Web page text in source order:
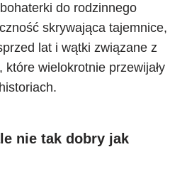
do rodzinnego
skrywająca tajemnice,
lat i wątki związane z
które wielokrotnie przewijały
nie tak dobry jak